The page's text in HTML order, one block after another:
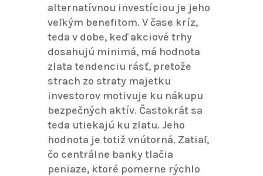
alternatívnou investíciou je jeho
veľkým benefitom. V čase kríz,
teda v dobe, keď akciové trhy
dosahujú minimá, má hodnota
zlata tendenciu rásť, pretože
strach zo straty majetku
investorov motivuje ku nákupu
bezpečných aktív. Častokrát sa
teda utiekajú ku zlatu. Jeho
hodnota je totiž vnútorná. Zatiaľ,
čo centrálne banky tlačia
peniaze, ktoré pomerne rýchlo